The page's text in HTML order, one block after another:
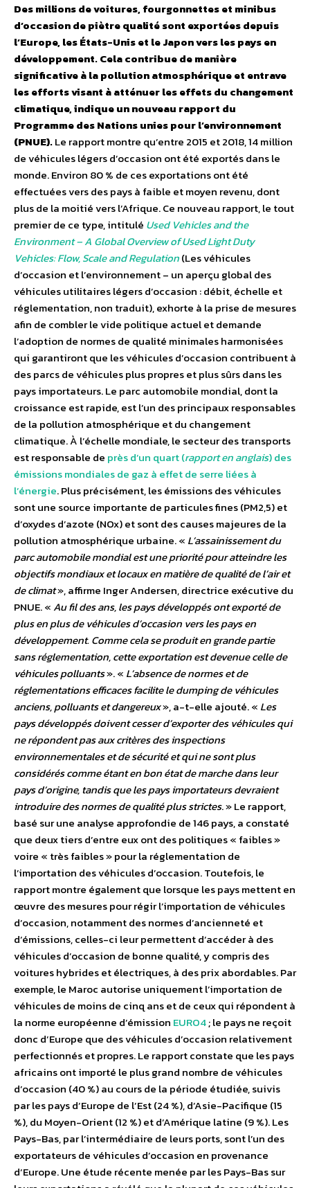
Des millions de voitures, fourgonnettes et minibus
d’occasion de piètre qualité sont exportées depuis
l’Europe, les États-Unis et le Japon vers les pays en
développement. Cela contribue de manière
significative à la pollution atmosphérique et entrave
les efforts visant à atténuer les effets du changement
climatique, indique un nouveau rapport du
Programme des Nations unies pour l’environnement
(PNUE).Le rapport montre qu’entre 2015 et 2018, 14 million
de véhicules légers d’occasion ont été exportés dans le
monde. Environ 80 % de ces exportations ont été
effectuées vers des pays à faible et moyen revenu, dont
plus de la moitié vers l’Afrique. Ce nouveau rapport, le tout
premier de ce type, intitulé Used Vehicles and the
Environment – A Global Overview of Used Light Duty
Vehicles: Flow, Scale and Regulation(Les véhicules
d’occasion et l’environnement – un aperçu global des
véhicules utilitaires légers d’occasion : débit, échelle et
réglementation, non traduit), exhorte à la prise de mesures
afin de combler le vide politique actuel et demande
l’adoption de normes de qualité minimales harmonisées
qui garantiront que les véhicules d’occasion contribuent à
des parcs de véhicules plus propres et plus sûrs dans les
pays importateurs. Le parc automobile mondial, dont la
croissance est rapide, est l’un des principaux responsables
de la pollution atmosphérique et du changement
climatique. À l’échelle mondiale, le secteur des transports
est responsable de près d’un quart (rapport en anglais) des
émissions mondiales de gaz à effet de serre liées à
l’énergie. Plus précisément, les émissions des véhicules
sont une source importante de particules fines (PM2,5) et
d’oxydes d’azote (NOx) et sont des causes majeures de la
pollution atmosphérique urbaine. « L’assainissement du
parc automobile mondial est une priorité pour atteindre les
objectifs mondiaux et locaux en matière de qualité de l’air et
de climat», affirme Inger Andersen, directrice exécutive du
PNUE. « Au fil des ans, les pays développés ont exporté de
plus en plus de véhicules d’occasion vers les pays en
développement. Comme cela se produit en grande partie
sans réglementation, cette exportation est devenue celle de
véhicules polluants». « L’absence de normes et de
réglementations efficaces facilite le dumping de véhicules
anciens, polluants et dangereux», a-t-elle ajouté. « Les
pays développés doivent cesser d’exporter des véhicules qui
ne répondent pas aux critères des inspections
environnementales et de sécurité et qui ne sont plus
considérés comme étant en bon état de marche dans leur
pays d’origine, tandis que les pays importateurs devraient
introduire des normes de qualité plus strictes. » Le rapport,
basé sur une analyse approfondie de 146 pays, a constaté
que deux tiers d’entre eux ont des politiques « faibles »
voire « très faibles » pour la réglementation de
l’importation des véhicules d’occasion. Toutefois, le
rapport montre également que lorsque les pays mettent en
œuvre des mesures pour régir l’importation de véhicules
d’occasion, notamment des normes d’ancienneté et
d’émissions, celles-ci leur permettent d’accéder à des
véhicules d’occasion de bonne qualité, y compris des
voitures hybrides et électriques, à des prix abordables. Par
exemple, le Maroc autorise uniquement l’importation de
véhicules de moins de cinq ans et de ceux qui répondent à
la norme européenne d’émission EURO4; le pays ne reçoit
donc d’Europe que des véhicules d’occasion relativement
perfectionnés et propres. Le rapport constate que les pays
africains ont importé le plus grand nombre de véhicules
d’occasion (40 %) au cours de la période étudiée, suivis
par les pays d’Europe de l’Est (24 %), d’Asie-Pacifique (15
%), du Moyen-Orient (12 %) et d’Amérique latine (9 %). Les
Pays-Bas, par l’intermédiaire de leurs ports, sont l’un des
exportateurs de véhicules d’occasion en provenance
d’Europe. Une étude récente menée par les Pays-Bas sur